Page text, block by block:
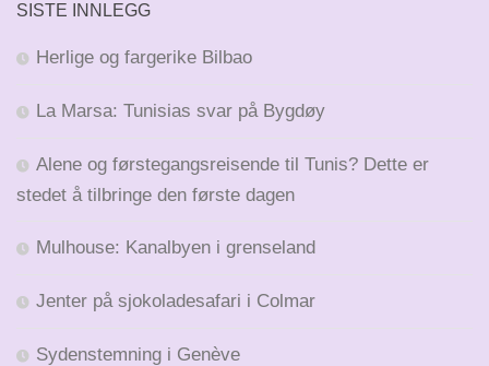
SISTE INNLEGG
Herlige og fargerike Bilbao
La Marsa: Tunisias svar på Bygdøy
Alene og førstegangsreisende til Tunis? Dette er
stedet å tilbringe den første dagen
Mulhouse: Kanalbyen i grenseland
Jenter på sjokoladesafari i Colmar
Sydenstemning i Genève